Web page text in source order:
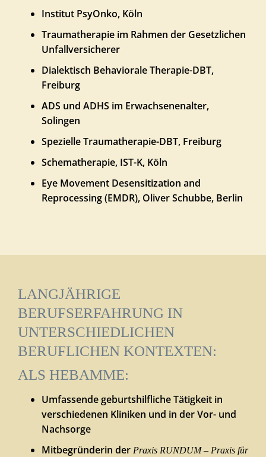
Institut PsyOnko, Köln
Traumatherapie im Rahmen der Gesetzlichen
Unfallversicherer
Dialektisch Behaviorale Therapie-DBT,
Freiburg
ADS und ADHS im Erwachsenenalter,
Solingen
Spezielle Traumatherapie-DBT, Freiburg
Schematherapie, IST-K, Köln
Eye Movement Desensitization and
Reprocessing (EMDR), Oliver Schubbe, Berlin
LANGJÄHRIGE
BERUFSERFAHRUNG IN
UNTERSCHIEDLICHEN
BERUFLICHEN KONTEXTEN:
ALS HEBAMME:
Umfassende geburtshilfliche Tätigkeit in
verschiedenen Kliniken und in der Vor- und
Nachsorge
Mitbegründerin der Praxis RUNDUM – Praxis für